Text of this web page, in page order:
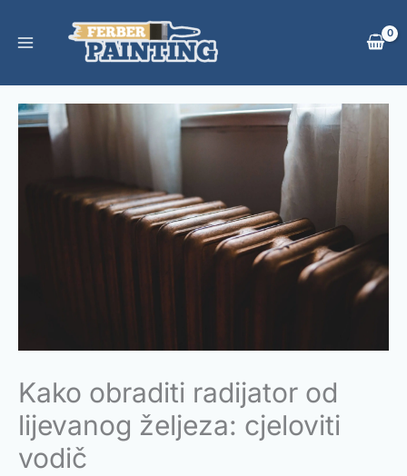
content
Kako obraditi radijator od
lijevanog željeza: cjeloviti
vodič